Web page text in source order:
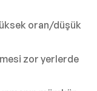
oran/düşük
zor yerlerde